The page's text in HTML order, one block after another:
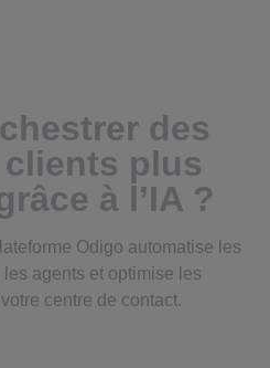
des
plus
à l’IA ?
Odigo automatise les
agents et optimise les
centre de contact.